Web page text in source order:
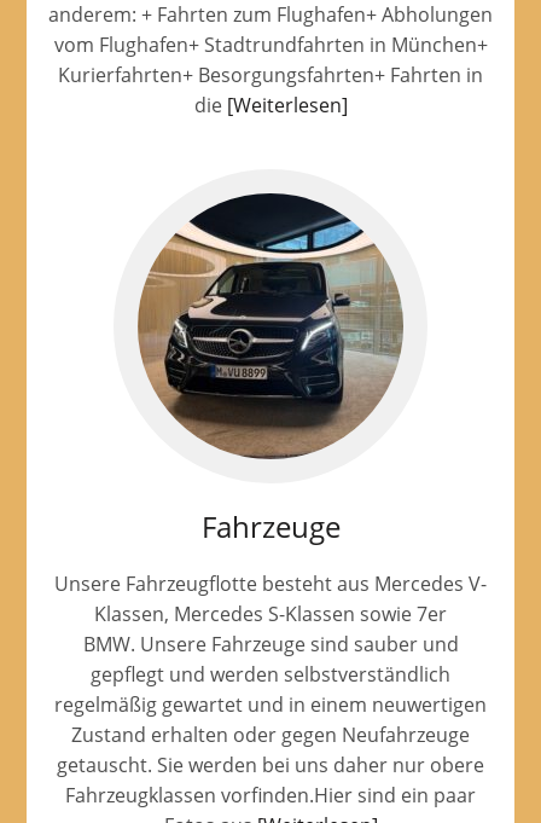
anderem: + Fahrten zum Flughafen+ Abholungen
vom Flughafen+ Stadtrundfahrten in München+
Kurierfahrten+ Besorgungsfahrten+ Fahrten in
die [Weiterlesen]
Fahrzeuge
Unsere Fahrzeugflotte besteht aus Mercedes V-
Klassen, Mercedes S-Klassen sowie 7er
BMW. Unsere Fahrzeuge sind sauber und
gepflegt und werden selbstverständlich
regelmäßig gewartet und in einem neuwertigen
Zustand erhalten oder gegen Neufahrzeuge
getauscht. Sie werden bei uns daher nur obere
Fahrzeugklassen vorfinden.Hier sind ein paar